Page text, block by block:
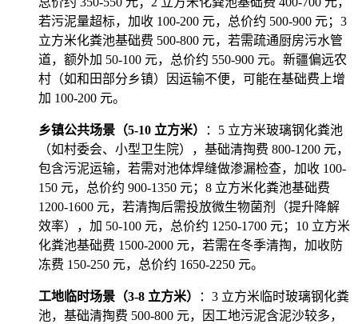
若污泥量超标，加收 100-200 元，总价约 500-900 元；3
立方米化粪池基础费 500-800 元，若需疏通厨房污水管
道，额外加 50-100 元，总价约 550-900 元。新疆偏远农
村（如和田部分乡镇）因运输不便，可能在基础费上增
加 100-200 元。
乡镇公共场景（5-10 立方米）
：5 立方米玻璃钢化粪池
（如村委会、小型卫生院），基础清掏费 800-1200 元，
包含污泥运输，若需对池体焊缝做渗漏检查，加收 100-
150 元，总价约 900-1350 元；8 立方米化粪池基础费
1200-1600 元，若清掏后需投放微生物菌剂（提升降解
效率），加 50-100 元，总价约 1250-1700 元；10 立方米
化粪池基础费 1500-2000 元，若需在冬季清掏，加收防
冻费 150-250 元，总价约 1650-2250 元。
工地临时场景（3-8 立方米）
：3 立方米临时玻璃钢化粪
池，基础清掏费 500-800 元，因工地污泥含泥沙较多，